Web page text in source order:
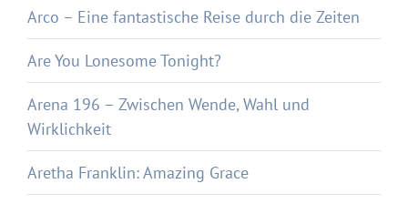
Arco – Eine fantastische Reise durch die Zeiten
Are You Lonesome Tonight?
Arena 196 – Zwischen Wende, Wahl und
Wirklichkeit
Aretha Franklin: Amazing Grace